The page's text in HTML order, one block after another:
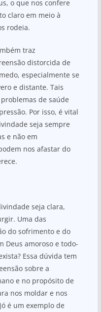
o que nos confere
claro em meio à
rodeia.
traz
distorcida de
especialmente se
e distante. Tais
de saúde
Por isso, é vital
seja sempre
e não em
nos afastar do
seja clara,
Uma das
do sofrimento e do
Deus amoroso e todo-
Essa dúvida tem
sobre a
e no propósito de
nos moldar e nos
é um exemplo de